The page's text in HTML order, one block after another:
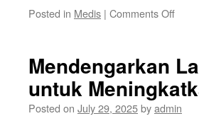
Posted in Medis | Comments Offon
Mendengarkan
untuk
Posted on July 29, 2025byadmin